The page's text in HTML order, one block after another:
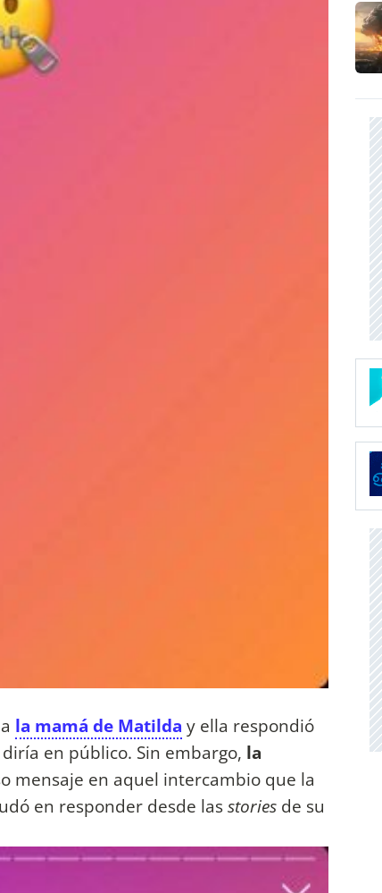
la mamá de Matilda y ella respondió
en público. Sin embargo, la
mensaje en aquel intercambio que la
en responder desde lasstories de su